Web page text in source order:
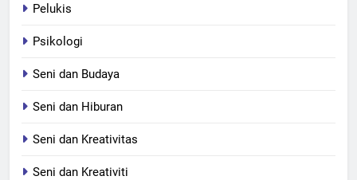
Pelukis
Psikologi
Seni dan Budaya
Seni dan Hiburan
Seni dan Kreativitas
Seni dan Kreativiti